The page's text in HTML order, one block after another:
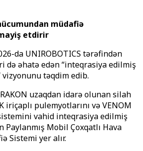
müdafiə
etdirir
da UNIROBOTICS tərəfindən
də əhatə edən “inteqrasiya edilmiş
təqdim edib.
uzaqdan idarə olunan silah
iriçaplı pulemyotlarını və VENOM
vahid inteqrasiya edilmiş
Mobil Çoxqatlı Hava
Sistemi yer alır.